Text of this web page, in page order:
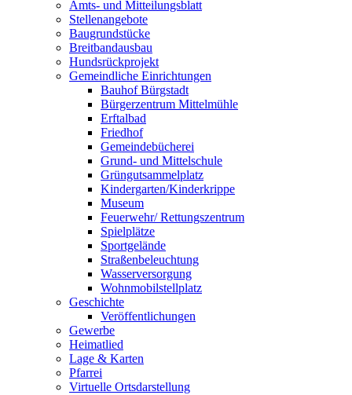
Amts- und Mitteilungsblatt
Stellenangebote
Baugrundstücke
Breitbandausbau
Hundsrückprojekt
Gemeindliche Einrichtungen
Bauhof Bürgstadt
Bürgerzentrum Mittelmühle
Erftalbad
Friedhof
Gemeindebücherei
Grund- und Mittelschule
Grüngutsammelplatz
Kindergarten/Kinderkrippe
Museum
Feuerwehr/ Rettungszentrum
Spielplätze
Sportgelände
Straßenbeleuchtung
Wasserversorgung
Wohnmobilstellplatz
Geschichte
Veröffentlichungen
Gewerbe
Heimatlied
Lage & Karten
Pfarrei
Virtuelle Ortsdarstellung